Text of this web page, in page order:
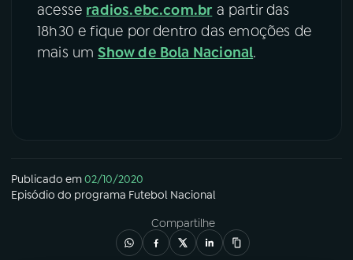
acesse radios.ebc.com.br a partir das
18h30 e fique por dentro das emoções de
mais umShow de Bola Nacional.
Publicado em02/10/2020
Episódio do programa Futebol Nacional
Compartilhe